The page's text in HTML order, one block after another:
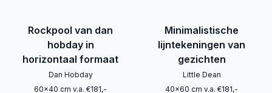
Rockpool van dan
hobday in
horizontaal formaat
Dan Hobday
60x40 cm v.a. €181,-
Minimalistische
lijntekeningen van
gezichten
Little Dean
40x60 cm v.a. €181,-